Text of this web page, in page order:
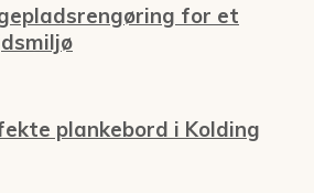
for et
plankebord i Kolding